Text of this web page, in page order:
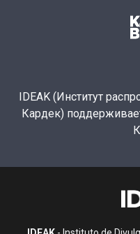
IDEAK (Институт
Кардек)